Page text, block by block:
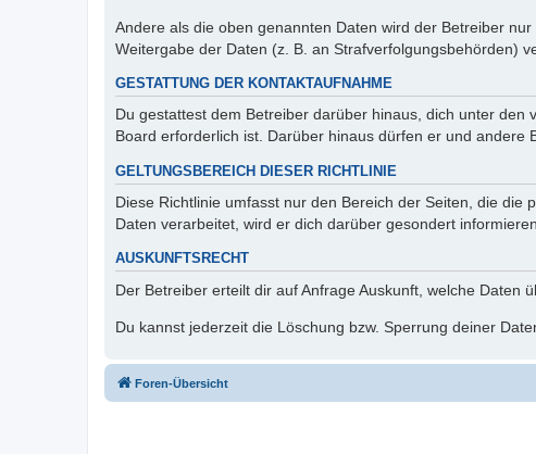
Andere als die oben genannten Daten wird der Betreiber
Weitergabe der Daten (z. B. an Strafverfolgungsbehörden)
GESTATTUNG DER KONTAKTAUFNAHME
Du gestattest dem Betreiber darüber hinaus, dich unter
Board erforderlich ist. Darüber hinaus dürfen er und
GELTUNGSBEREICH DIESER RICHTLINIE
Diese Richtlinie umfasst nur den Bereich der Seiten, die
Daten verarbeitet, wird er dich darüber gesondert informieren.
AUSKUNFTSRECHT
Der Betreiber erteilt dir auf Anfrage Auskunft, welche Daten
Du kannst jederzeit die Löschung bzw. Sperrung deiner
Foren-Übersicht